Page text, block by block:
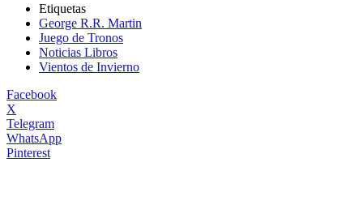
Etiquetas
George R.R. Martin
Juego de Tronos
Noticias Libros
Vientos de Invierno
Facebook
X
Telegram
WhatsApp
Pinterest